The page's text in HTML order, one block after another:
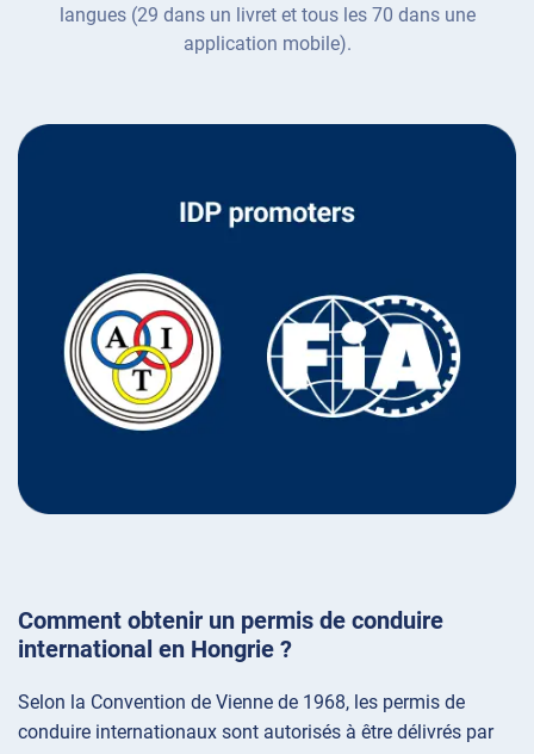
langues (29 dans un livret et tous les 70 dans une
application mobile).
Comment obtenir un permis de conduire
international en Hongrie ?
Selon la Convention de Vienne de 1968, les permis de
conduire internationaux sont autorisés à être délivrés par